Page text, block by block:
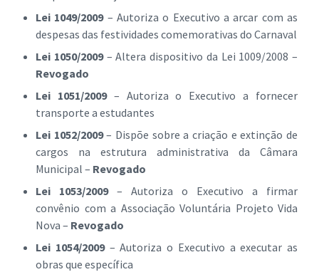
Lei 1049/2009– Autoriza o Executivo a arcar com as
despesas das festividades comemorativas do Carnaval
Lei 1050/2009– Altera dispositivo da Lei 1009/2008 –
Revogado
Lei 1051/2009– Autoriza o Executivo a fornecer
transporte a estudantes
Lei 1052/2009– Dispõe sobre a criação e extinção de
cargos na estrutura administrativa da Câmara
Municipal – Revogado
Lei 1053/2009– Autoriza o Executivo a firmar
convênio com a Associação Voluntária Projeto Vida
Nova – Revogado
Lei 1054/2009– Autoriza o Executivo a executar as
obras que específica